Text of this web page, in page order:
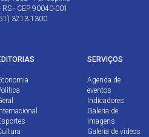
RS - CEP 90040-001
3213.1300
Internacional
SERVIÇOS
Agenda de
eventos
Indicadores
Galeria de
imagens
Galeria de vídeos